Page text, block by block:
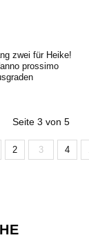
zwei für Heike!
prossimo
Seite 3 von 5
2 3 4